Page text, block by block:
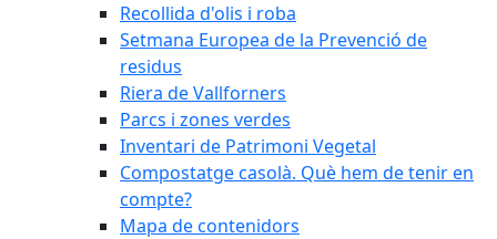
Recollida d'olis i roba
Setmana Europea de la Prevenció de
residus
Riera de Vallforners
Parcs i zones verdes
Inventari de Patrimoni Vegetal
Compostatge casolà. Què hem de tenir en
compte?
Mapa de contenidors